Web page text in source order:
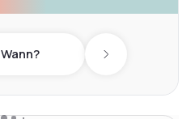
Wann? Next day